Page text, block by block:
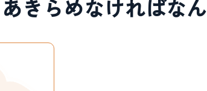
きらめなければな